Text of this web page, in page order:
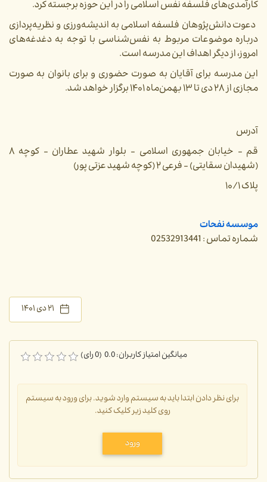
کارآمدی‌های فلسفه نفس اسلامی را در این حوزه برجسته کرد.
دعوت دانش‌پژوهان فلسفه اسلامی به اندیشه‌ورزی و نظریه‌پردازی
درباره موضوعات مربوط به نفس‌شناسی با توجه به دغدغه‌های
امروز، از دیگر اهداف این مدرسه است.
این مدرسه برای آقایان به صورت حضوری و برای بانوان به صورت
مجازی از ۲۸ دی تا ۱۳ بهمن‌ماه ۱۴۰۱ برگزار خواهد شد.
آدرس
قم - خیابان جمهوری اسلامی -
بلوار شهید عطاران - کوچه ۸
(شهیدان سقایتی) - فرعی ۲ (کوچه شهید عزتی پور)
پلاک ۱۰/۱
موسسه نفحات
شماره تماس : 02532913441
۲۱ دی ۱۴۰۱
میانگین امتیاز کاربران: 0.0 (0 رای)
برای نظر دادن ابتدا باید به سیستم وارد شوید. برای ورود به سیستم
روی کلید زیر کلیک کنید.
ورود